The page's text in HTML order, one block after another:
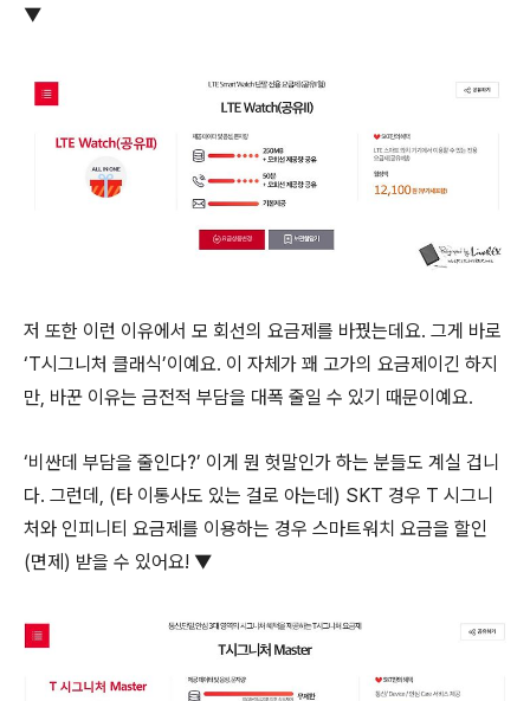
▼
저 또한 이런 이유에서 모 회선의 요금제를 바꿨는데요. 그게 바로
‘T시그니처 클래식’이예요. 이 자체가 꽤 고가의 요금제이긴 하지
만, 바꾼 이유는 금전적 부담을 대폭 줄일 수 있기 때문이예요.
‘비싼데 부담을 줄인다?’ 이게 뭔 헛말인가 하는 분들도 계실 겁니
다. 그런데, (타 이통사도 있는 걸로 아는데) SKT 경우 T 시그니
처와 인피니티 요금제를 이용하는 경우 스마트워치 요금을 할인
(면제) 받을 수 있어요! ▼